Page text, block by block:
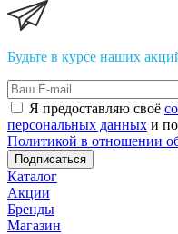
Будьте в курсе наших
Я предоставляю своё
персональных данных и
Политикой в отношении
Подписаться
Каталог
Акции
Бренды
Магазин